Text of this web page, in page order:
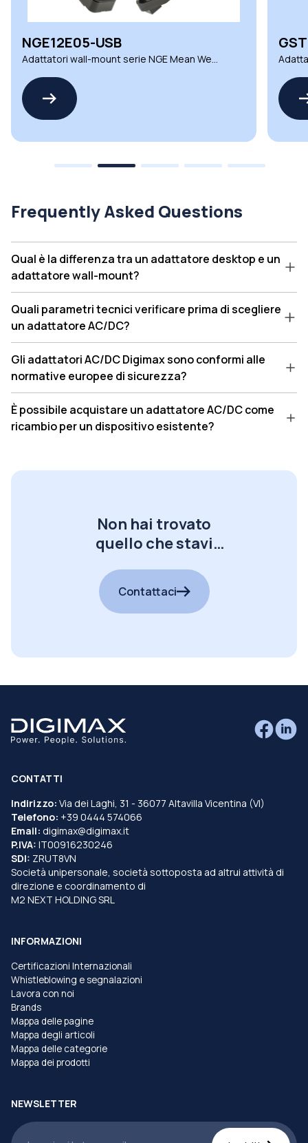
NGE12E05-USB
Adattatori wall-mount serie NGE Mean Well
Frequently Asked Questions
Qual è la differenza tra un adattatore desktop e un
adattatore wall-mount?
Quali parametri tecnici verificare prima di scegliere
un adattatore AC/DC?
Gli adattatori AC/DC Digimax sono conformi alle
normative europee di sicurezza?
È possibile acquistare un adattatore AC/DC come
ricambio per un dispositivo esistente?
Non hai trovato
quello che stavi
Contattaci
CONTATTI
Indirizzo: Via dei Laghi, 31 - 36077 Altavilla Vicentina (VI)
Telefono: +39 0444 574066
Email: digimax@digimax.it
P.IVA: IT00916230246
SDI: ZRUT8VN
Società unipersonale, società sottoposta ad altrui attività di
direzione e coordinamento di
M2 NEXT HOLDING SRL
INFORMAZIONI
Certificazioni Internazionali
Whistleblowing e segnalazioni
Lavora con noi
Brands
Mappa delle pagine
Mappa degli articoli
Mappa delle categorie
Mappa dei prodotti
NEWSLETTER